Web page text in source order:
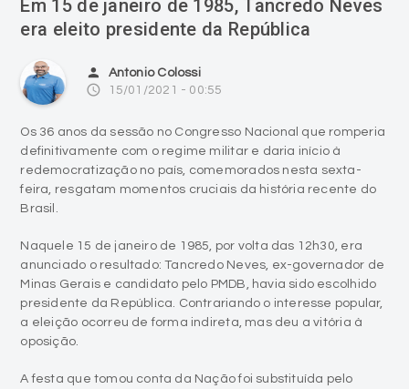
person Antonio Colossi
access_time 15/01/2021 - 00:55
Os 36 anos da sessão no Congresso Nacional que romperia
definitivamente com o regime militar e daria início à
feira, resgatam momentos cruciais da história recente do
Brasil.
Naquele 15 de janeiro de 1985, por volta das 12h30, era
anunciado o resultado: Tancredo Neves, ex-governador de
presidente da República. Contrariando o interesse popular,
a eleição ocorreu de forma indireta, mas deu a vitória à
oposição.
A festa que tomou conta da Nação foi substituída pelo
espanto diante da morte de Tancredo, dias antes de tomar